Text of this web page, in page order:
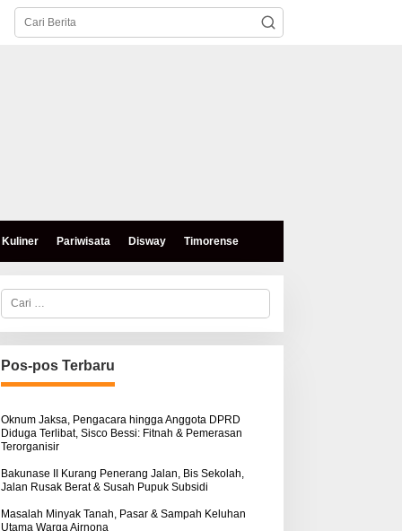
Kuliner Pariwisata Disway Timorense
C
r
i
u
n
u
:
Pos-pos Terbaru
Oknum Jaksa, Pengacara hingga Anggota DPRD
Diduga Terlibat, Sisco Bessi: Fitnah & Pemerasan
Terorganisir
Bakunase II Kurang Penerang Jalan, Bis Sekolah,
Jalan Rusak Berat & Susah Pupuk Subsidi
Masalah Minyak Tanah, Pasar & Sampah Keluhan
Utama Warga Airnona